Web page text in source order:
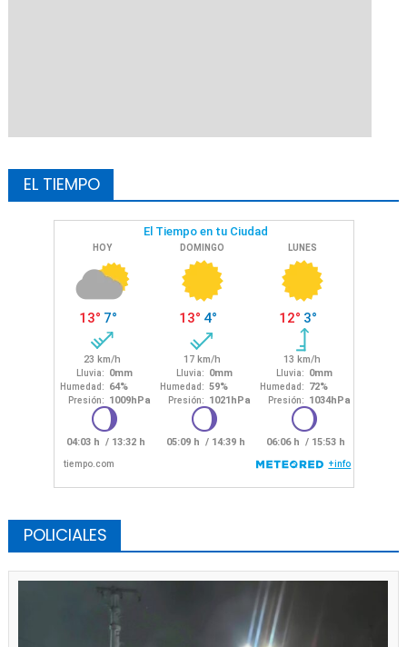
EL TIEMPO
POLICIALES